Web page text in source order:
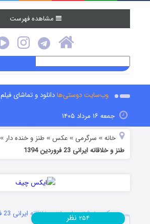
مشاهده فهرست
وب‌سایت دوستی‌هادانلود و تماشای فیلم
جمعه ۱۶ مرداد ۱۴۰۵
خانه » سرگرمی »عکس »طنز و خنده دار
طنز و خلاقانه ایرانی 23 فروردین 1394
عکس نوشته های طنز و خلاقانه ایرانی 23 فروردین 1394
۲۵۴ نظر